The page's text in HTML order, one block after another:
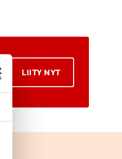
LIITY NYT